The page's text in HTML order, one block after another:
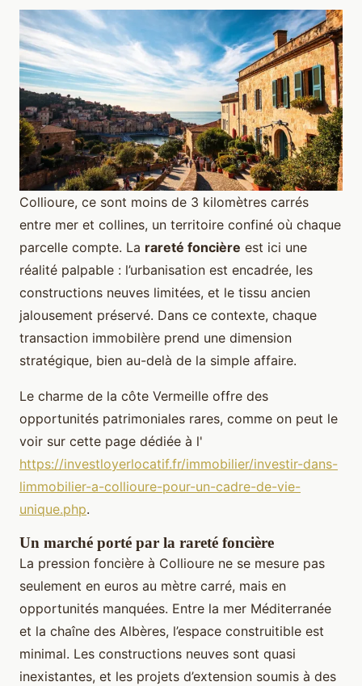
Collioure, ce sont moins de 3 kilomètres carrés
entre mer et collines, un territoire confiné où chaque
parcelle compte. La rareté foncière est ici une
réalité palpable : l’urbanisation est encadrée, les
constructions neuves limitées, et le tissu ancien
jalousement préservé. Dans ce contexte, chaque
transaction immobilère prend une dimension
stratégique, bien au-delà de la simple affaire.
Le charme de la côte Vermeille offre des
opportunités patrimoniales rares, comme on peut le
voir sur cette page dédiée à l'
https://investloyerlocatif.fr/immobilier/investir-dans-
limmobilier-a-collioure-pour-un-cadre-de-vie-
unique.php.
Un marché porté par la rareté foncière
La pression foncière à Collioure ne se mesure pas
seulement en euros au mètre carré, mais en
opportunités manquées. Entre la mer Méditerranée
et la chaîne des Albères, l’espace construitible est
minimal. Les constructions neuves sont quasi
inexistantes, et les projets d’extension soumis à des